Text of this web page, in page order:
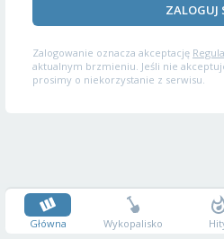
ZALOGUJ
Zalogowanie oznacza akceptację
aktualnym brzmieniu. Jeśli nie
prosimy o niekorzystanie z serwisu.
Główna Wykopalisko